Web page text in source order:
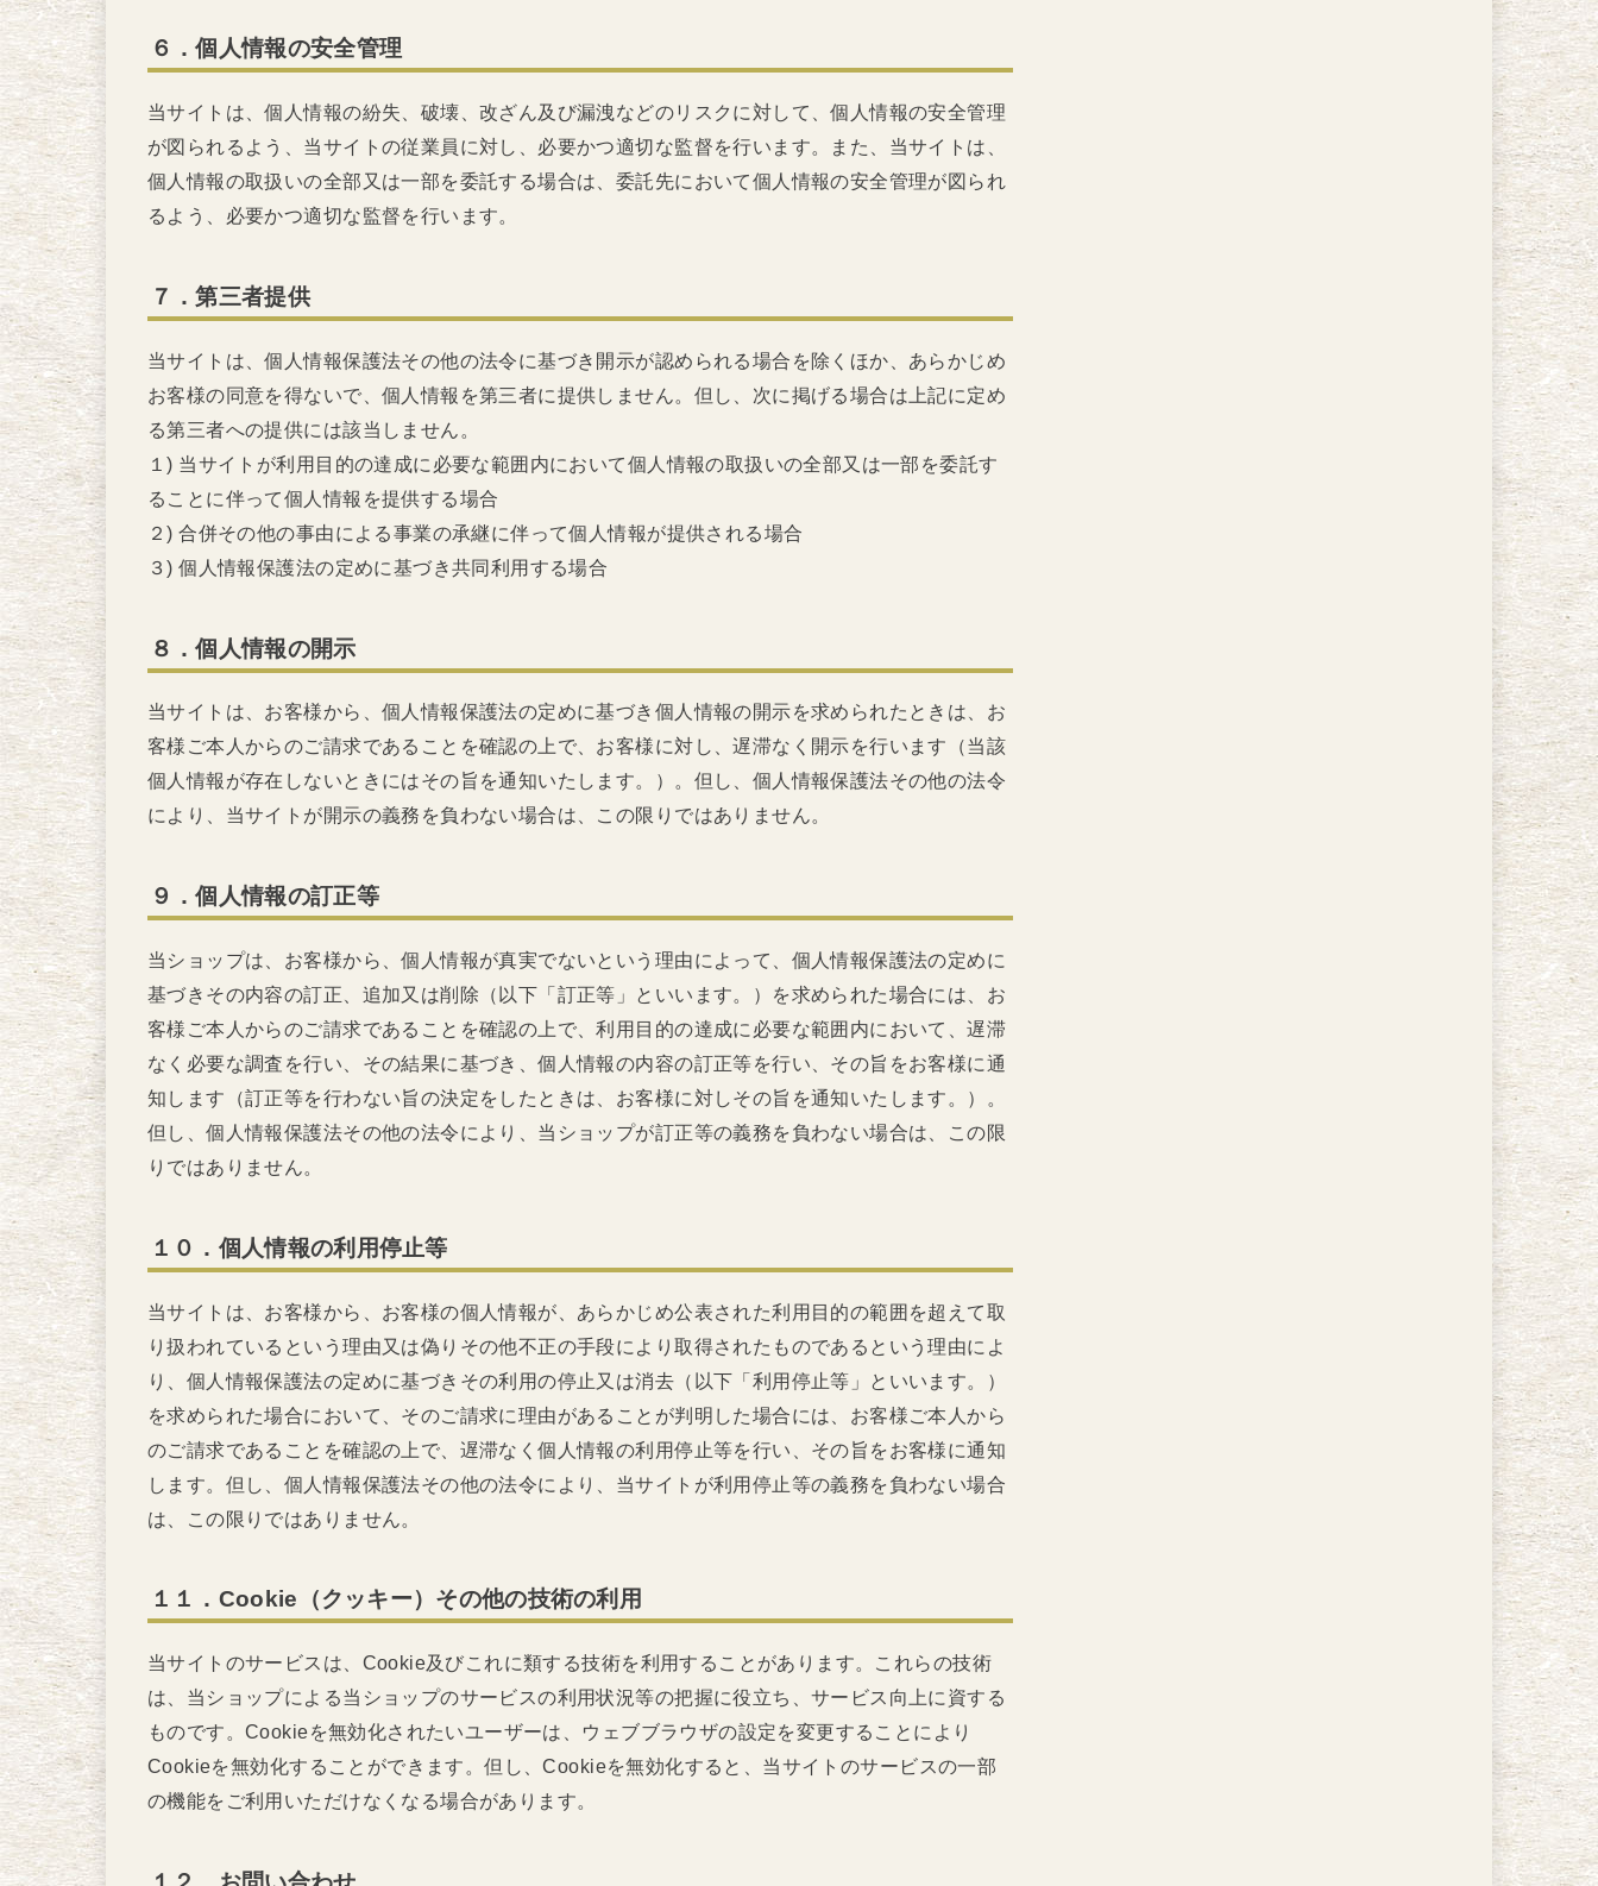
６．個人情報の安全管理
当サイトは、個人情報の紛失、破壊、改ざん及び漏洩などのリスクに対して、個人情報の安全管理
が図られるよう、当サイトの従業員に対し、必要かつ適切な監督を行います。また、当サイトは、
個人情報の取扱いの全部又は一部を委託する場合は、委託先において個人情報の安全管理が図られ
るよう、必要かつ適切な監督を行います。
７．第三者提供
当サイトは、個人情報保護法その他の法令に基づき開示が認められる場合を除くほか、あらかじめ
お客様の同意を得ないで、個人情報を第三者に提供しません。但し、次に掲げる場合は上記に定め
る第三者への提供には該当しません。
１) 当サイトが利用目的の達成に必要な範囲内において個人情報の取扱いの全部又は一部を委託す
ることに伴って個人情報を提供する場合
２) 合併その他の事由による事業の承継に伴って個人情報が提供される場合
３) 個人情報保護法の定めに基づき共同利用する場合
８．個人情報の開示
当サイトは、お客様から、個人情報保護法の定めに基づき個人情報の開示を求められたときは、お
客様ご本人からのご請求であることを確認の上で、お客様に対し、遅滞なく開示を行います（当該
個人情報が存在しないときにはその旨を通知いたします。）。但し、個人情報保護法その他の法令
により、当サイトが開示の義務を負わない場合は、この限りではありません。
９．個人情報の訂正等
当ショップは、お客様から、個人情報が真実でないという理由によって、個人情報保護法の定めに
基づきその内容の訂正、追加又は削除（以下「訂正等」といいます。）を求められた場合には、お
客様ご本人からのご請求であることを確認の上で、利用目的の達成に必要な範囲内において、遅滞
なく必要な調査を行い、その結果に基づき、個人情報の内容の訂正等を行い、その旨をお客様に通
知します（訂正等を行わない旨の決定をしたときは、お客様に対しその旨を通知いたします。）。
但し、個人情報保護法その他の法令により、当ショップが訂正等の義務を負わない場合は、この限
りではありません。
１０．個人情報の利用停止等
当サイトは、お客様から、お客様の個人情報が、あらかじめ公表された利用目的の範囲を超えて取
り扱われているという理由又は偽りその他不正の手段により取得されたものであるという理由によ
り、個人情報保護法の定めに基づきその利用の停止又は消去（以下「利用停止等」といいます。）
を求められた場合において、そのご請求に理由があることが判明した場合には、お客様ご本人から
のご請求であることを確認の上で、遅滞なく個人情報の利用停止等を行い、その旨をお客様に通知
します。但し、個人情報保護法その他の法令により、当サイトが利用停止等の義務を負わない場合
は、この限りではありません。
１１．Cookie（クッキー）その他の技術の利用
当サイトのサービスは、Cookie及びこれに類する技術を利用することがあります。これらの技術
は、当ショップによる当ショップのサービスの利用状況等の把握に役立ち、サービス向上に資する
ものです。Cookieを無効化されたいユーザーは、ウェブブラウザの設定を変更することにより
Cookieを無効化することができます。但し、Cookieを無効化すると、当サイトのサービスの一部
の機能をご利用いただけなくなる場合があります。